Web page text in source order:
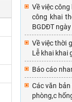
Về việc
công khai
BGDĐT
Bộ GDĐT,
Về việc thời
Lễ
Báo cáo
Các văn
phòng,c